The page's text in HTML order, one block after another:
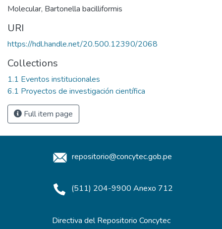
Molecular, Bartonella bacilliformis
URI
https://hdl.handle.net/20.500.12390/2068
Collections
1.1 Eventos institucionales
6.1 Proyectos de investigación científica
Full item page
repositorio@concytec.gob.pe
(511) 204-9900 Anexo 712
Directiva del Repositorio Concytec